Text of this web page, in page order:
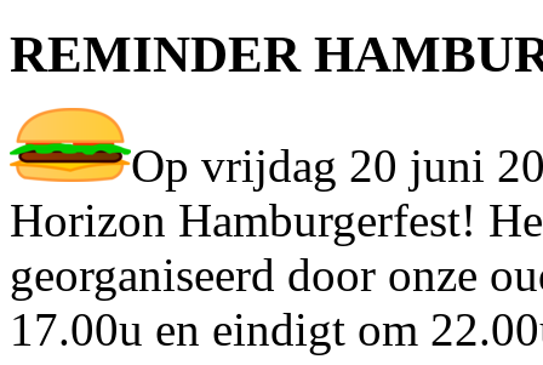
REMINDER
Op vrijdag 20 juni
Horizon Hamburgerfest!
georganiseerd door onze
17.00u en eindigt om